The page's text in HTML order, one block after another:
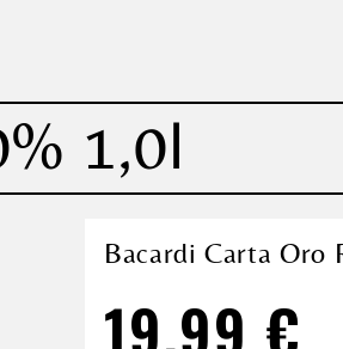
1,0l
Bacardi Carta Oro
19,99 €